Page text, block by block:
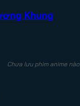
Khung
Chưa lưu phim anime nào